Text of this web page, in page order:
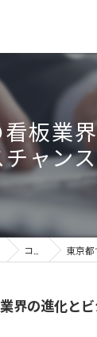
板業
ャン
コラム 東京都での
界の進化と